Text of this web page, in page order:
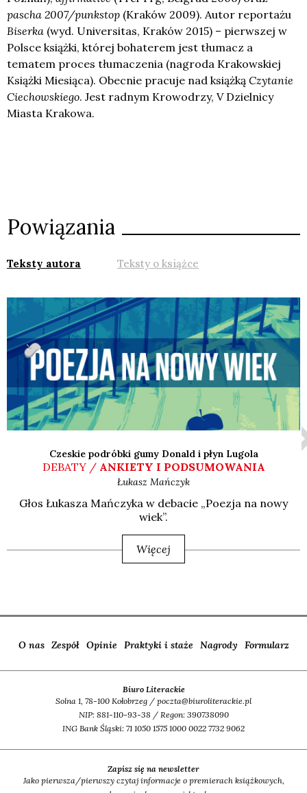
pascha 2007/punkstop (Kraków 2009). Autor reportażu
Biserka (wyd. Universitas, Kraków 2015) – pierwszej w
Polsce książki, której bohaterem jest tłumacz a
tematem proces tłumaczenia (nagroda Krakowskiej
Książki Miesiąca). Obecnie pracuje nad książką Czytanie
Ciechowskiego. Jest radnym Krowodrzy, V Dzielnicy
Miasta Krakowa.
Powiązania
Teksty autora Teksty o książce
Czeskie podróbki gumy Donald i płyn Lugola
DEBATY / ANKIETY I PODSUMOWANIA
Łukasz Mańczyk
Głos Łuka­sza Mań­czy­ka w deba­cie „Poezja na nowy
wiek”.
Więcej
O nas Zespół Opinie Praktyki i staże Nagrody Formularz
Biuro Literackie
Solna 1, 78-100 Kołobrzeg / poczta@biuroliterackie.pl
NIP: 881-110-93-38 / Regon: 390738090
ING Bank Śląski: 71 1050 1575 1000 0022 7732 9062
Zapisz się na newsletter
Jako pierwsza/pierwszy czytaj informacje o premierach książkowych,